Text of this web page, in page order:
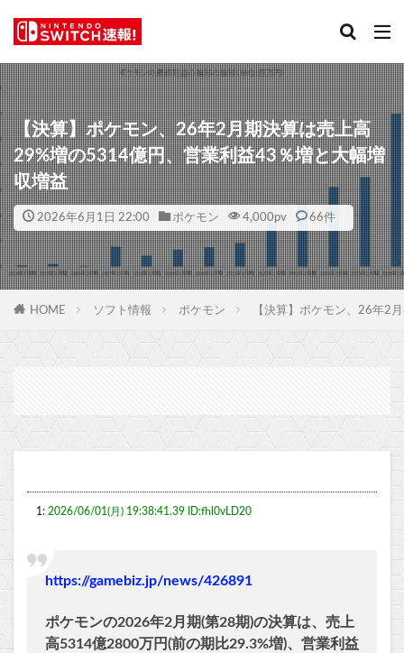
【決算】ポケモン、26年2月期決算は売上高
29%増の5314億円、営業利益43％増と大幅増
収増益
2026年6月1日 22:00 ポケモン 4,000pv 66件
HOME ソフト情報 ポケモン 【決算】ポケモン、26年2
1: 2026/06/01(月) 19:38:41.39 ID:fhl0vLD20
https://gamebiz.jp/news/426891
ポケモンの2026年2月期(第28期)の決算は、売上
高5314億2800万円(前の期比29.3%増)、営業利益